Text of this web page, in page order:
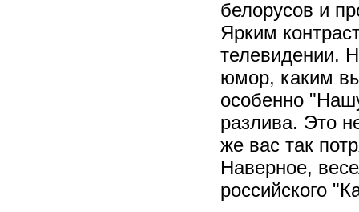
белорусов и
Ярким
телевидении.
юмор, каким
особенно
разлива. Это
же вас так
Наверное,
российского